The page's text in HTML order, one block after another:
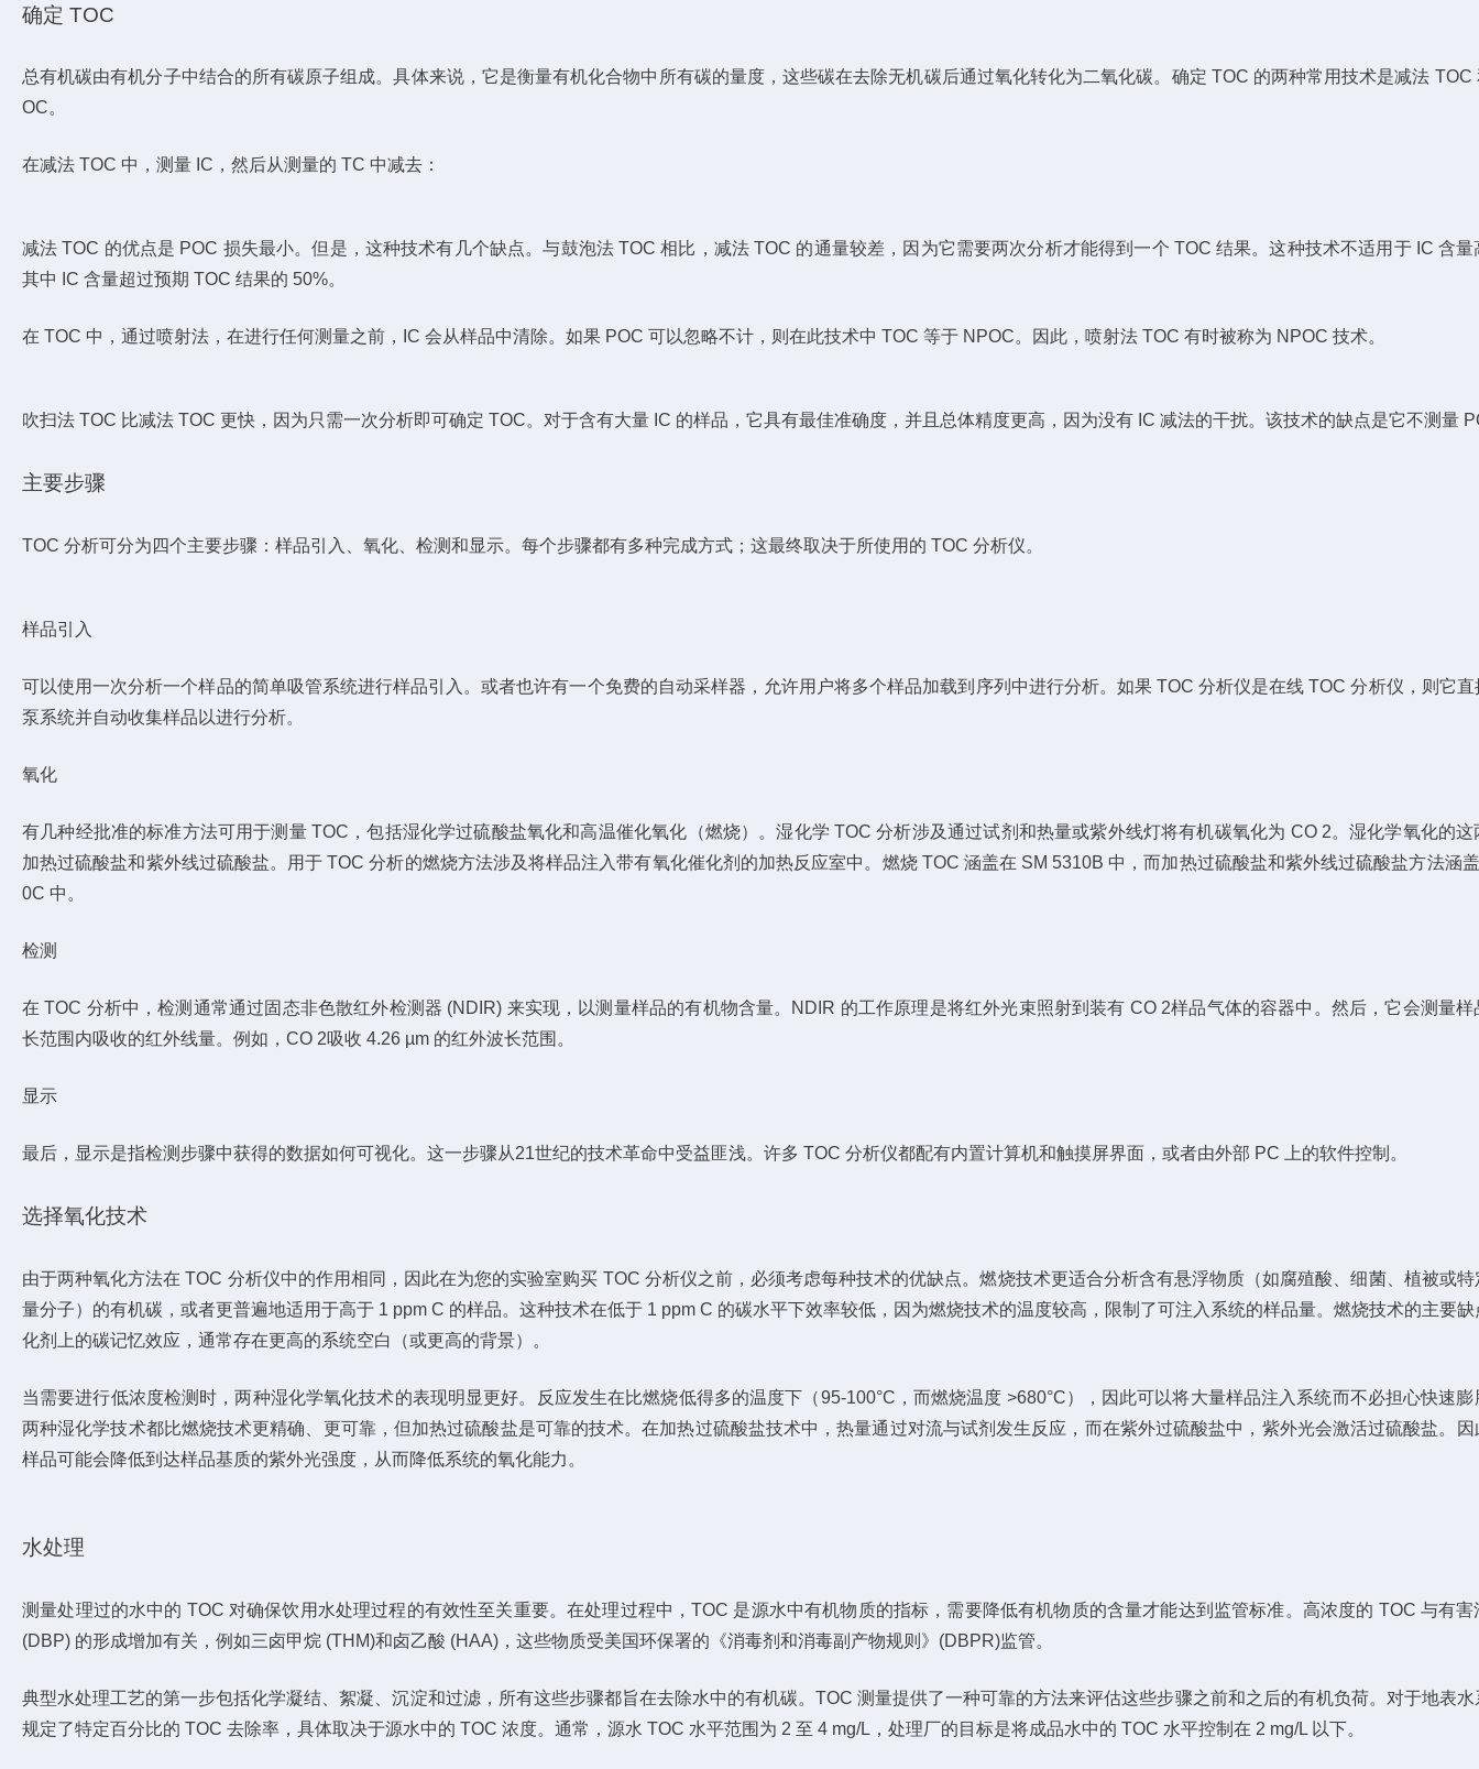
确定 TOC
总有机碳由有机分子中结合的所有碳原子组成。具体来说，它是衡量有机化合物中所有碳的量度，这些碳在去除无机碳后通过氧化转化为二氧化碳。确定 TOC 的两种常用技术是减法 TOC
OC。
在减法 TOC 中，测量 IC，然后从测量的 TC 中减去：
减法 TOC 的优点是 POC 损失最小。但是，这种技术有几个缺点。与鼓泡法 TOC 相比，减法 TOC 的通量较差，因为它需要两次分析才能得到一个 TOC 结果。这种技术不适用于 IC 含量
其中 IC 含量超过预期 TOC 结果的 50%。
在 TOC 中，通过喷射法，在进行任何测量之前，IC 会从样品中清除。如果 POC 可以忽略不计，则在此技术中 TOC 等于 NPOC。因此，喷射法 TOC 有时被称为 NPOC 技术。
吹扫法 TOC 比减法 TOC 更快，因为只需一次分析即可确定 TOC。对于含有大量 IC 的样品，它具有最佳准确度，并且总体精度更高，因为没有 IC 减法的干扰。该技术的缺点是它不测量
主要步骤
TOC 分析可分为四个主要步骤：样品引入、氧化、检测和显示。每个步骤都有多种完成方式；这最终取决于所使用的 TOC 分析仪。
样品引入
可以使用一次分析一个样品的简单吸管系统进行样品引入。或者也许有一个免费的自动采样器，允许用户将多个样品加载到序列中进行分析。如果 TOC 分析仪是在线 TOC 分析仪，则它
泵系统并自动收集样品以进行分析。
氧化
有几种经批准的标准方法可用于测量 TOC，包括湿化学过硫酸盐氧化和高温催化氧化（燃烧）。湿化学 TOC 分析涉及通过试剂和热量或紫外线灯将有机碳氧化为 CO 2。湿化学氧化的这
加热过硫酸盐和紫外线过硫酸盐。用于 TOC 分析的燃烧方法涉及将样品注入带有氧化催化剂的加热反应室中。燃烧 TOC 涵盖在 SM 5310B 中，而加热过硫酸盐和紫外线过硫酸盐方法涵
0C 中。
检测
在 TOC 分析中，检测通常通过固态非色散红外检测器 (NDIR) 来实现，以测量样品的有机物含量。NDIR 的工作原理是将红外光束照射到装有 CO 2样品气体的容器中。然后，它会测量样
长范围内吸收的红外线量。例如，CO 2吸收 4.26 µm 的红外波长范围。
显示
最后，显示是指检测步骤中获得的数据如何可视化。这一步骤从21世纪的技术革命中受益匪浅。许多 TOC 分析仪都配有内置计算机和触摸屏界面，或者由外部 PC 上的软件控制。
选择氧化技术
由于两种氧化方法在 TOC 分析仪中的作用相同，因此在为您的实验室购买 TOC 分析仪之前，必须考虑每种技术的优缺点。燃烧技术更适合分析含有悬浮物质（如腐殖酸、细菌、植被或
量分子）的有机碳，或者更普遍地适用于高于 1 ppm C 的样品。这种技术在低于 1 ppm C 的碳水平下效率较低，因为燃烧技术的温度较高，限制了可注入系统的样品量。燃烧技术的主要
化剂上的碳记忆效应，通常存在更高的系统空白（或更高的背景）。
当需要进行低浓度检测时，两种湿化学氧化技术的表现明显更好。反应发生在比燃烧低得多的温度下（95-100°C，而燃烧温度 >680°C），因此可以将大量样品注入系统而不必担心快速
两种湿化学技术都比燃烧技术更精确、更可靠，但加热过硫酸盐是可靠的技术。在加热过硫酸盐技术中，热量通过对流与试剂发生反应，而在紫外过硫酸盐中，紫外光会激活过硫酸盐。因
样品可能会降低到达样品基质的紫外光强度，从而降低系统的氧化能力。
水处理
测量处理过的水中的 TOC 对确保饮用水处理过程的有效性至关重要。在处理过程中，TOC 是源水中有机物质的指标，需要降低有机物质的含量才能达到监管标准。高浓度的 TOC 与有害
(DBP) 的形成增加有关，例如三卤甲烷 (THM)和卤乙酸 (HAA)，这些物质受美国环保署的《消毒剂和消毒副产物规则》(DBPR)监管。
典型水处理工艺的第一步包括化学凝结、絮凝、沉淀和过滤，所有这些步骤都旨在去除水中的有机碳。TOC 测量提供了一种可靠的方法来评估这些步骤之前和之后的有机负荷。对于地表
规定了特定百分比的 TOC 去除率，具体取决于源水中的 TOC 浓度。通常，源水 TOC 水平范围为 2 至 4 mg/L，处理厂的目标是将成品水中的 TOC 水平控制在 2 mg/L 以下。